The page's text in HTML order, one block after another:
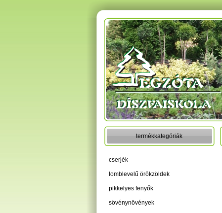
termékkategóriák
cserjék
lomblevelű örökzöldek
pikkelyes fenyők
sövénynövények